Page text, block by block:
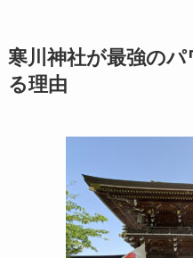
寒川神社が最強の
る理由